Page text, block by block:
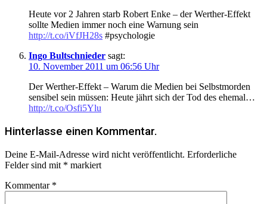
Heute vor 2 Jahren starb Robert Enke – der Werther-Effekt
sollte Medien immer noch eine Warnung sein
http://t.co/iVfJH28s #psychologie
Ingo Bultschnieder sagt:
10. November 2011 um 06:56 Uhr
Der Werther-Effekt – Warum die Medien bei Selbstmorden
sensibel sein müssen: Heute jährt sich der Tod des ehemal…
http://t.co/Osfi5Ylu
Hinterlasse einen Kommentar.
Deine E-Mail-Adresse wird nicht veröffentlicht. Erforderliche
Felder sind mit * markiert
Kommentar *